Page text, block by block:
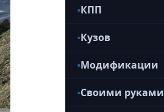
КПП
Кузов
Модификации
Своими руками